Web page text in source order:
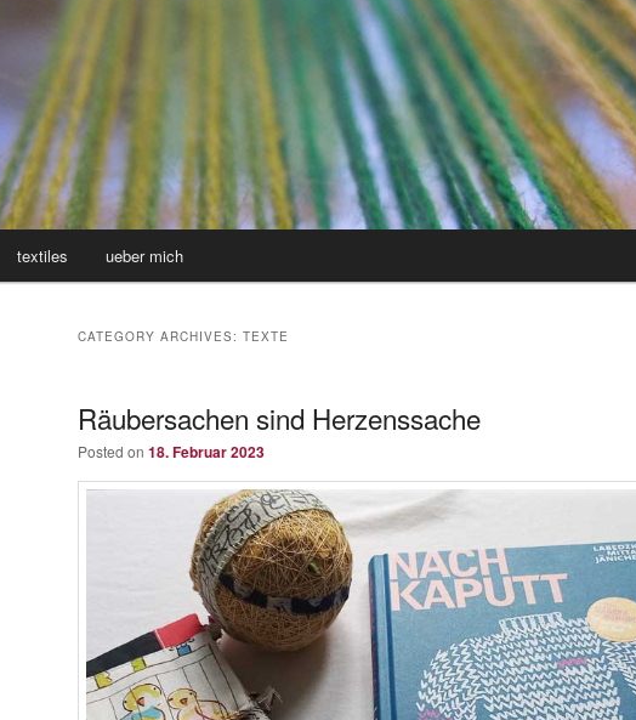
textiles ueber mich
CATEGORY ARCHIVES: TEXTE
Räubersachen sind Herzenssache
Posted on 18. Februar 2023